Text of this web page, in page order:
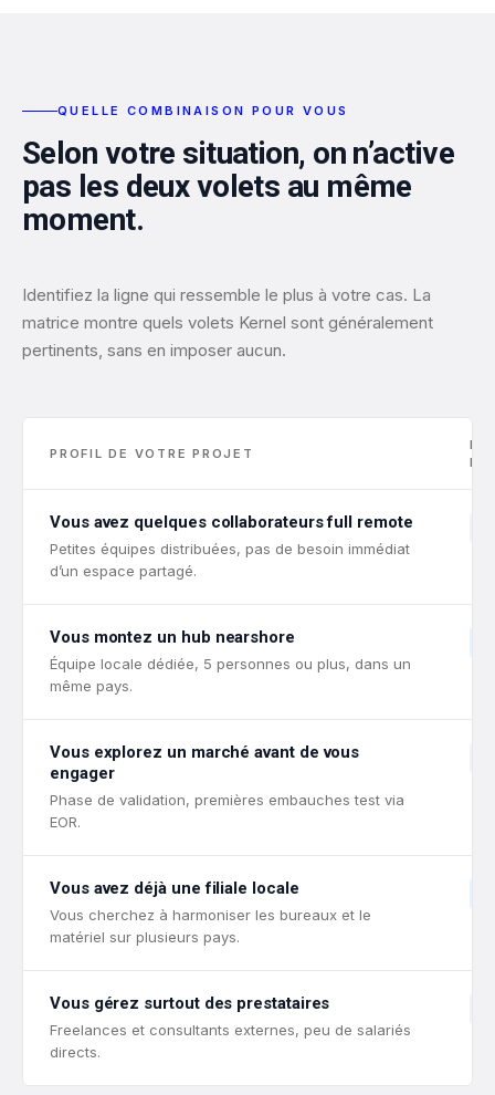
QUELLE COMBINAISON POUR VOUS
Selon votre situation, on n’active
pas les deux volets au même
moment.
Identifiez la ligne qui ressemble le plus à votre cas. La
matrice montre quels volets Kernel sont généralement
pertinents, sans en imposer aucun.
PROFIL DE VOTRE PROJET
Vous avez quelques collaborateurs full remote
Petites équipes distribuées, pas de besoin immédiat
d’un espace partagé.
Vous montez un hub nearshore
Équipe locale dédiée, 5 personnes ou plus, dans un
même pays.
Vous explorez un marché avant de vous
engager
Phase de validation, premières embauches test via
EOR.
Vous avez déjà une filiale locale
Vous cherchez à harmoniser les bureaux et le
matériel sur plusieurs pays.
Vous gérez surtout des prestataires
Freelances et consultants externes, peu de salariés
directs.